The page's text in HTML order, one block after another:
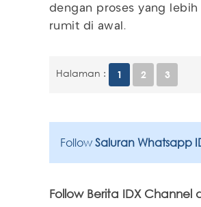
dengan proses yang
rumit di awal.
Halaman : 1 2 3
Follow Saluran Whatsapp
Follow Berita IDX Channel